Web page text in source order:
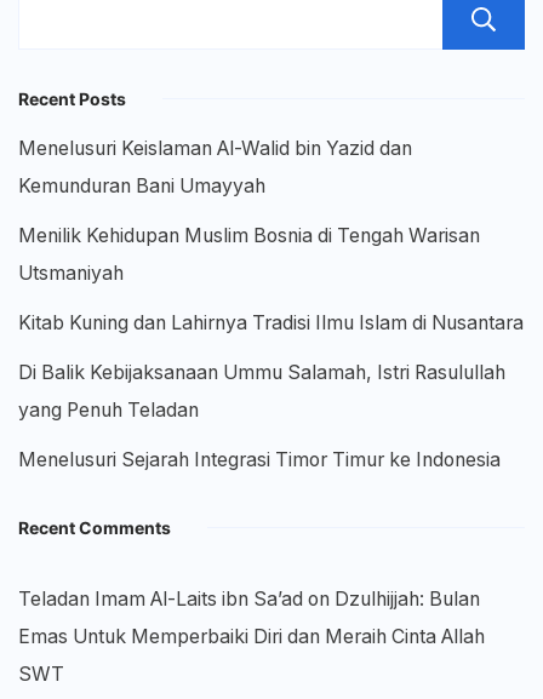
Recent Posts
Menelusuri Keislaman Al-Walid bin Yazid dan
Kemunduran Bani Umayyah
Menilik Kehidupan Muslim Bosnia di Tengah Warisan
Utsmaniyah
Kitab Kuning dan Lahirnya Tradisi Ilmu Islam di Nusantara
Di Balik Kebijaksanaan Ummu Salamah, Istri Rasulullah
yang Penuh Teladan
Menelusuri Sejarah Integrasi Timor Timur ke Indonesia
Recent Comments
Teladan Imam Al-Laits ibn Sa’ad on Dzulhijjah: Bulan
Emas Untuk Memperbaiki Diri dan Meraih Cinta Allah
SWT